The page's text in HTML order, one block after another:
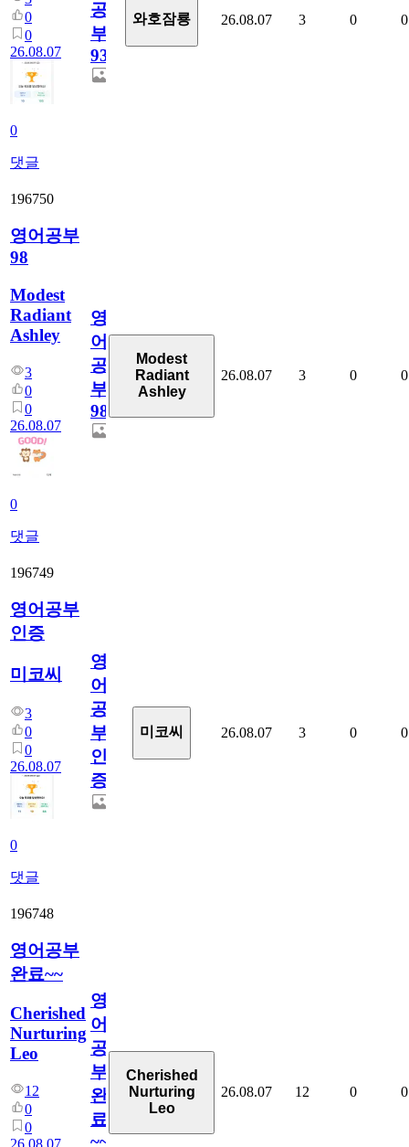
0
0
26.08.07
0
댓글
공
부
930
와호잠룡 26.08.07 3 0 0
196750
영어공부
98
Modest
Radiant
Ashley
3
0
0
26.08.07
0
댓글
영
어
공
부
98
Modest
Radiant
Ashley
26.08.07 3 0 0
196749
영어공부
인증
미코씨
3
0
0
26.08.07
0
댓글
영
어
공
부
인
증
미코씨 26.08.07 3 0 0
196748
영어공부
완료~~
Cherished
Nurturing
Leo
12
0
0
26.08.07
영
어
공
부
완
료
~~
Cherished
Nurturing
Leo
26.08.07 12 0 0